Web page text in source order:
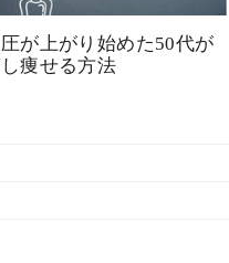
が上がり始めた50代が
痩せる方法